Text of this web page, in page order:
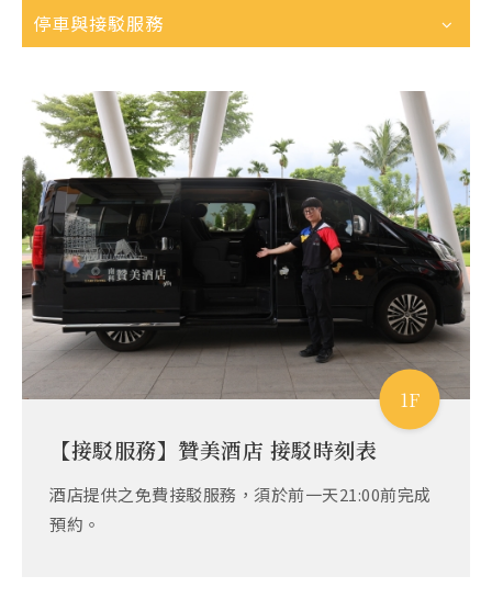
停車與接駁服務
【接駁服務】贊美酒店 接駁時刻表
酒店提供之免費接駁服務，須於前一天21:00前完成
預約。
1F